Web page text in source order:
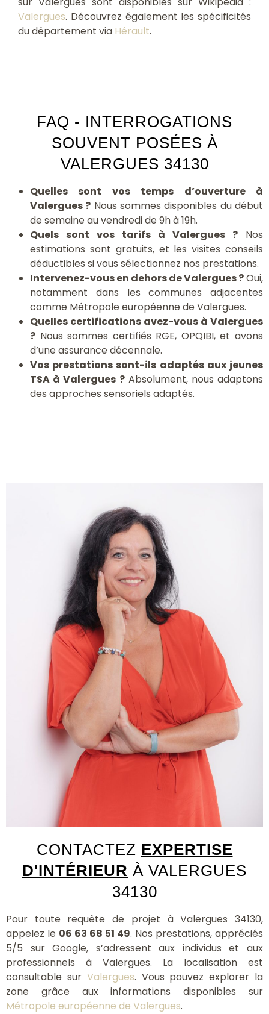
Valergues. Découvrez également les spécificités
du département via Hérault.
FAQ - INTERROGATIONS
SOUVENT POSÉES À
VALERGUES 34130
Quelles sont vos temps d’ouverture à
Valergues ? Nous sommes disponibles du début
de semaine au vendredi de 9h à 19h.
Quels sont vos tarifs à Valergues ? Nos
estimations sont gratuits, et les visites conseils
déductibles si vous sélectionnez nos prestations.
Intervenez-vous en dehors de Valergues ?Oui,
notamment dans les communes adjacentes
comme Métropole européenne de Valergues.
Quelles certifications avez-vous à Valergues
? Nous sommes certifiés RGE, OPQIBI, et avons
d’une assurance décennale.
Vos prestations sont-ils adaptés aux jeunes
TSA à Valergues ?Absolument, nous adaptons
des approches sensoriels adaptés.
CONTACTEZ EXPERTISE
D'INTÉRIEUR À VALERGUES
34130
Pour toute requête de projet à Valergues 34130,
appelez le 06 63 68 51 49. Nos prestations, appréciés
5/5 sur Google, s’adressent aux individus et aux
professionnels à Valergues. La localisation est
consultable sur Valergues. Vous pouvez explorer la
zone grâce aux informations disponibles sur
Métropole européenne de Valergues.